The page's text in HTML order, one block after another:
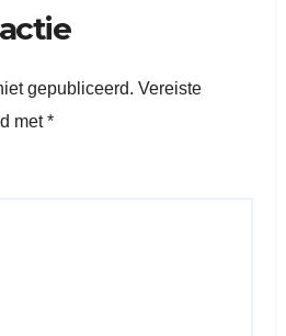
gepubliceerd. Vereiste
met*